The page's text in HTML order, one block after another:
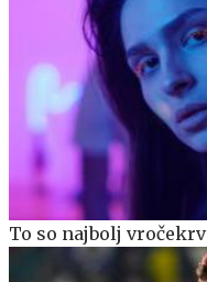
To so najbolj